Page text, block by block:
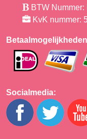
BTW
KvK nummer:
Socialmedia: